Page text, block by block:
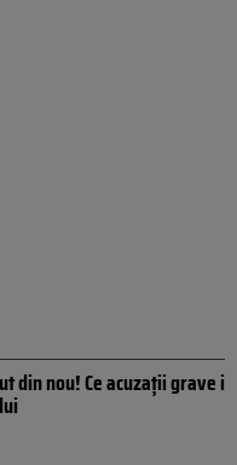
din nou! Ce acuzații grave i